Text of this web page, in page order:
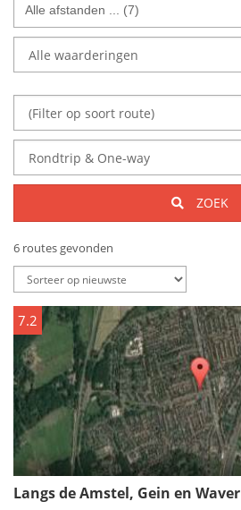
Alle afstanden ... (7)
ZOEK
6 routes gevonden
7.2
Langs de Amstel, Gein en Waver